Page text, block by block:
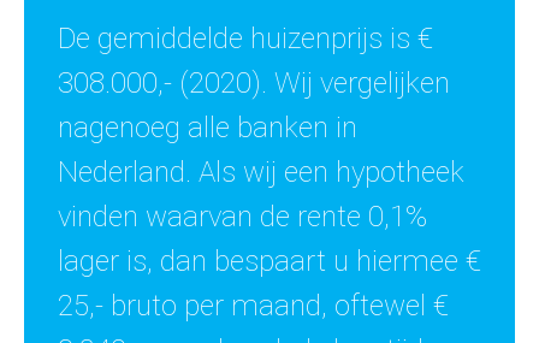
De gemiddelde huizenprijs is €
308.000,- (2020). Wij vergelijken
nagenoeg alle banken in
Nederland. Als wij een hypotheek
vinden waarvan de rente 0,1%
lager is, dan bespaart u hiermee €
25,- bruto per maand, oftewel €